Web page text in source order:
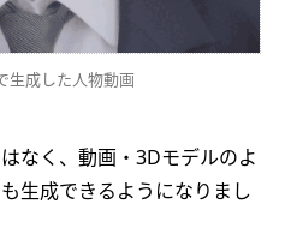
生成した人物動画
なく、動画・3Dモデルのよ
生成できるようになりまし